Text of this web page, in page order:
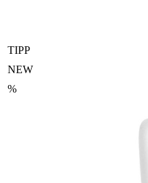
TIPP
NEW
%